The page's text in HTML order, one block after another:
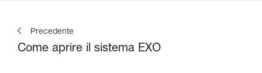
Precedente
Come aprire il sistema EXO